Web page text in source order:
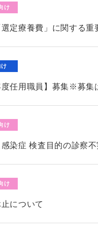
け
定療養費」に関する重
任用職員】募集※募集
け
染症 検査目的の診察
け
について